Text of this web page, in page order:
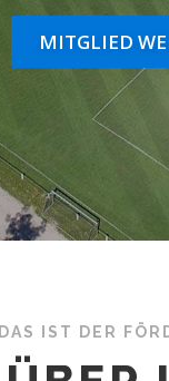
MITGLIED
DAS IST DER